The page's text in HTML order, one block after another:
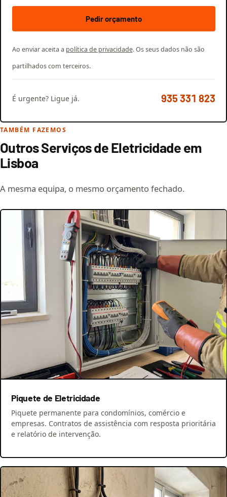
Pedir orçamento
Ao enviar aceita a política de privacidade. Os seus dados não são
partilhados com terceiros.
É urgente? Ligue já. 935 331 823
TAMBÉM FAZEMOS
Outros Serviços de Eletricidade em
Lisboa
A mesma equipa, o mesmo orçamento fechado.
Piquete de Eletricidade
Piquete permanente para condomínios, comércio e
empresas. Contratos de assistência com resposta prioritária
e relatório de intervenção.